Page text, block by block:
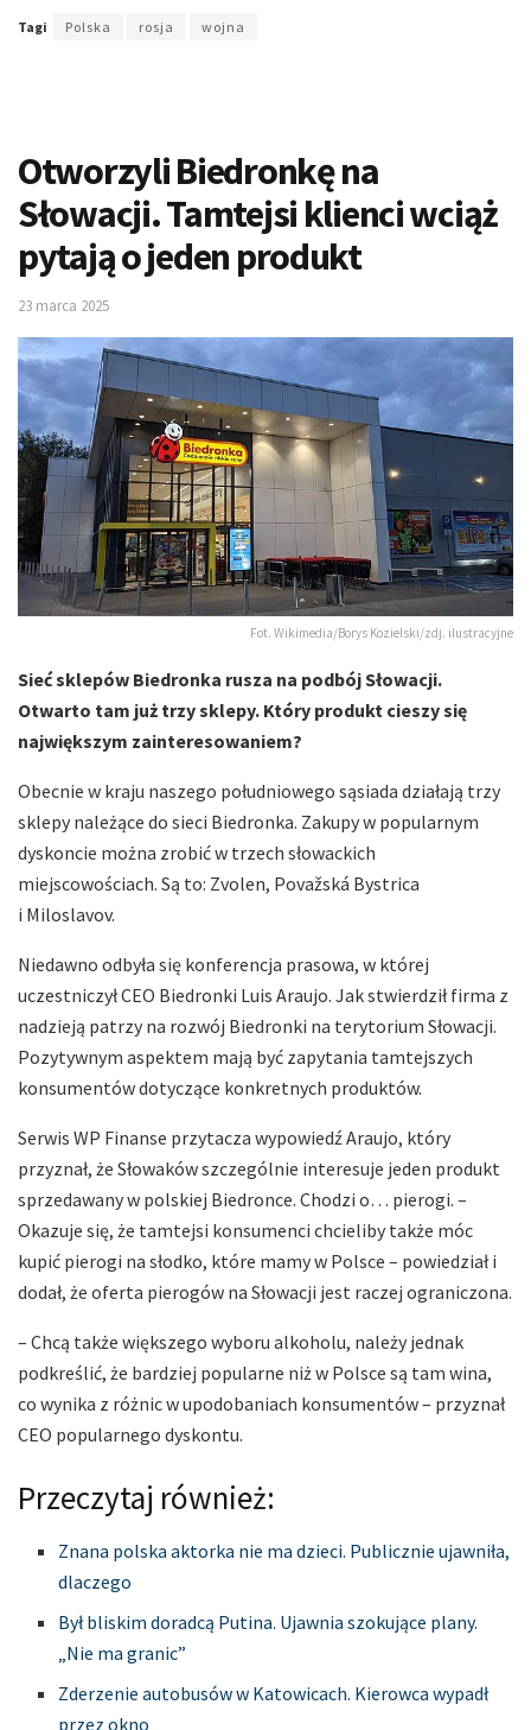
Tagi Polska rosja wojna
Otworzyli Biedronkę na
Słowacji. Tamtejsi klienci wciąż
pytają o jeden produkt
23 marca 2025
Fot. Wikimedia/Borys Kozielski/zdj. ilustracyjne
Sieć sklepów Biedronka rusza na podbój Słowacji.
Otwarto tam już trzy sklepy. Który produkt cieszy się
największym zainteresowaniem?
Obecnie w kraju naszego południowego sąsiada działają trzy
sklepy należące do sieci Biedronka. Zakupy w popularnym
dyskoncie można zrobić w trzech słowackich
miejscowościach. Są to: Zvolen, Považská Bystrica
i Miloslavov.
Niedawno odbyła się konferencja prasowa, w której
uczestniczył CEO Biedronki Luis Araujo. Jak stwierdził firma z
nadzieją patrzy na rozwój Biedronki na terytorium Słowacji.
Pozytywnym aspektem mają być zapytania tamtejszych
konsumentów dotyczące konkretnych produktów.
Serwis WP Finanse przytacza wypowiedź Araujo, który
przyznał, że Słowaków szczególnie interesuje jeden produkt
sprzedawany w polskiej Biedronce. Chodzi o… pierogi. –
Okazuje się, że tamtejsi konsumenci chcieliby także móc
kupić pierogi na słodko, które mamy w Polsce – powiedział i
dodał, że oferta pierogów na Słowacji jest raczej ograniczona.
– Chcą także większego wyboru alkoholu, należy jednak
podkreślić, że bardziej popularne niż w Polsce są tam wina,
co wynika z różnic w upodobaniach konsumentów – przyznał
CEO popularnego dyskontu.
Przeczytaj również:
Znana polska aktorka nie ma dzieci. Publicznie ujawniła,
dlaczego
Był bliskim doradcą Putina. Ujawnia szokujące plany.
„Nie ma granic”
Zderzenie autobusów w Katowicach. Kierowca wypadł
przez okno